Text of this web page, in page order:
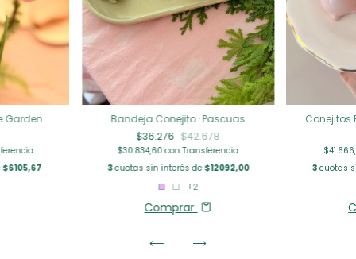
Garden
$6105,67
Bandeja Conejito · Pascuas
$36.276 $42.678
$30.834,60con Transferencia
3cuotas sin interés de$12092,00
+2
Comprar
Conejitos
3 cuotas